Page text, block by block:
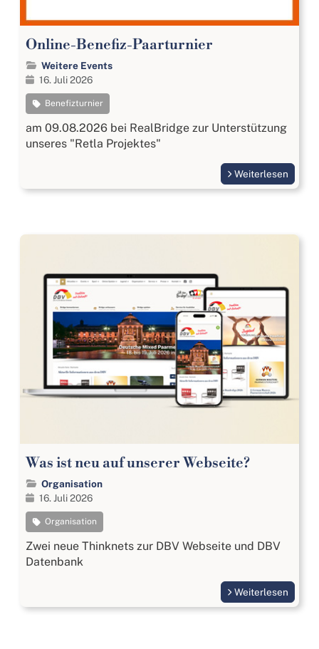
Online-Benefiz-Paarturnier
Weitere Events
16. Juli 2026
Benefizturnier
am 09.08.2026 bei RealBridge zur Unterstützung
unseres "Retla Projektes"
Weiterlesen
Was ist neu auf unserer Webseite?
Organisation
16. Juli 2026
Organisation
Zwei neue Thinknets zur DBV Webseite und DBV
Datenbank
Weiterlesen